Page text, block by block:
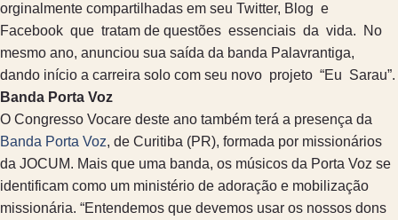
orginalmente compartilhadas em seu Twitter, Blog e
Facebook que tratam de questões essenciais da vida. No
mesmo ano, anunciou sua saída da banda Palavrantiga,
dando início a carreira solo com seu novo projeto “Eu Sarau”.
Banda Porta Voz
O Congresso Vocare deste ano também terá a presença da
Banda Porta Voz, de Curitiba (PR), formada por missionários
da JOCUM. Mais que uma banda, os músicos da Porta Voz se
identificam como um ministério de adoração e mobilização
missionária. “Entendemos que devemos usar os nossos dons